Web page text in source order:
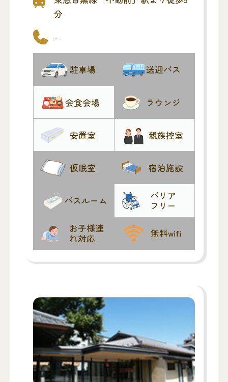
分
-
駐車場 送迎バス
会食会場 ラウンジ
安置室 親族控室
仮眠室 宿泊施設
バスルーム
バリア
フリー
お子様連
れ対応
無料wifi